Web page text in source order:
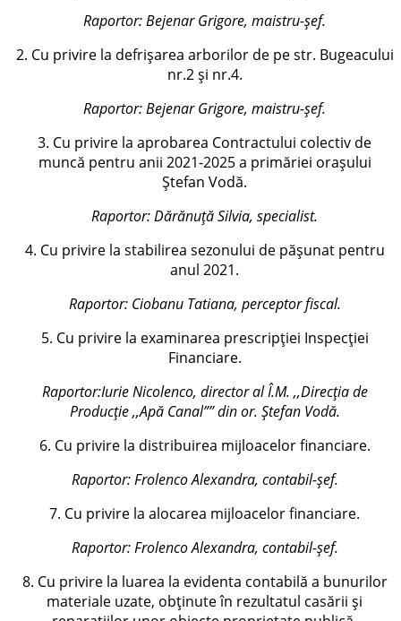
Raportor: Bejenar Grigore, maistru-șef.
2. Cu privire la defrișarea arborilor de pe str. Bugeacului
nr.2 și nr.4.
Raportor: Bejenar Grigore, maistru-șef.
3. Cu privire la aprobarea Contractului colectiv de
muncă pentru anii 2021-2025 a primăriei oraşului
Ştefan Vodă.
Raportor: Dărănuță Silvia, specialist.
4. Cu privire la stabilirea sezonului de pășunat pentru
anul 2021.
Raportor: Ciobanu Tatiana, perceptor fiscal.
5. Cu privire la examinarea prescripției Inspecției
Financiare.
Raportor:Iurie Nicolenco, director al Î.M. ,,Direcția de
Producție ,,Apă Canal”” din or. Ștefan Vodă.
6. Cu privire la distribuirea mijloacelor financiare.
Raportor:Frolenco Alexandra, contabil-șef.
7. Cu privire la alocarea mijloacelor financiare.
Raportor:Frolenco Alexandra, contabil-șef.
8. Cu privire la luarea la evidenta contabilă a bunurilor
materiale uzate, obținute în rezultatul casării și